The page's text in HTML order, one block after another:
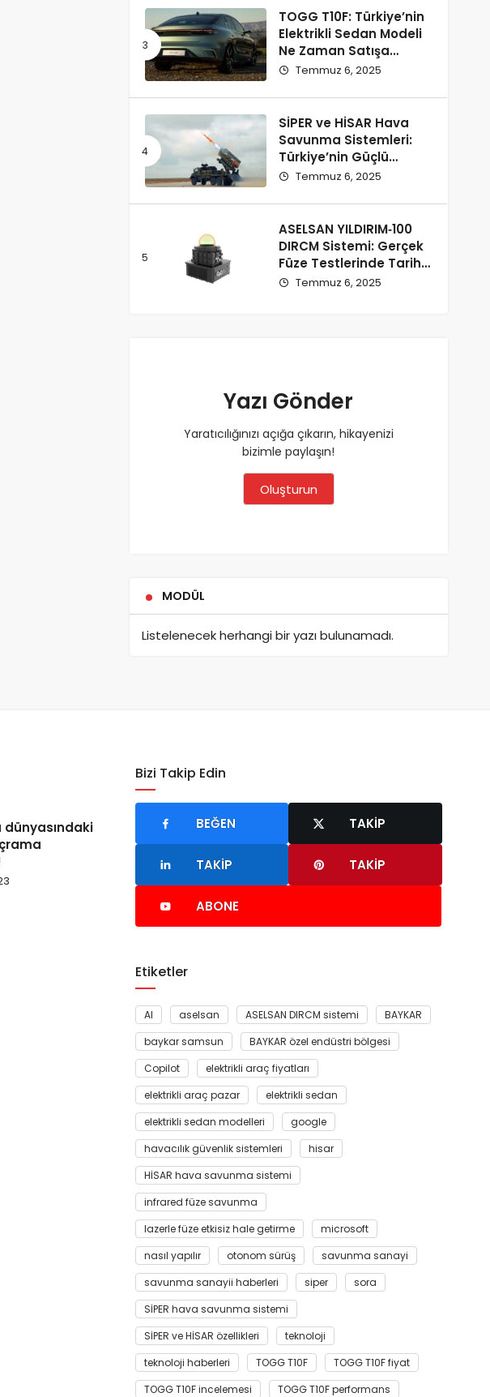
TOGG T10F: Türkiye’nin
Elektrikli Sedan Modeli
Ne Zaman Satışa
Çıkacak ve Fiyatı Ne
Temmuz 6, 2025
SİPER ve HİSAR Hava
Savunma Sistemleri:
Türkiye’nin Güçlü
Savunma Yatırımları
Temmuz 6, 2025
ASELSAN YILDIRIM‑100
DIRCM Sistemi: Gerçek
Füze Testlerinde Tarihi
Başarı
Temmuz 6, 2025
Yazı Gönder
Yaratıcılığınızı açığa çıkarın, hikayenizi
bizimle paylaşın!
Oluşturun
MODÜL
Listelenecek herhangi bir yazı bulunamadı.
Bizi Takip Edin
BEĞEN TAKIP
TAKIP TAKIP
ABONE
Etiketler
AI aselsan ASELSAN DIRCM sistemi
BAYKAR
baykar samsun
BAYKAR özel endüstri bölgesi
Copilot
elektrikli araç fiyatları
elektrikli araç pazar
elektrikli sedan
elektrikli sedan modelleri
google
havacılık güvenlik sistemleri
hisar
HİSAR hava savunma sistemi
infrared füze savunma
lazerle füze etkisiz hale getirme
microsoft
nasıl yapılır
otonom sürüş
savunma sanayi
savunma sanayii haberleri
siper
sora
SİPER hava savunma sistemi
SİPER ve HİSAR özellikleri
teknoloji
teknoloji haberleri
TOGG T10F
TOGG T10F fiyat
TOGG T10F incelemesi
TOGG T10F performans